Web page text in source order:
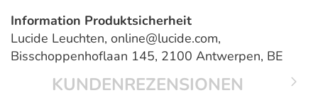
Information Produktsicherheit
Lucide Leuchten, online@lucide.com,
Bisschoppenhoflaan 145, 2100 Antwerpen, BE
KUNDENREZENSIONEN